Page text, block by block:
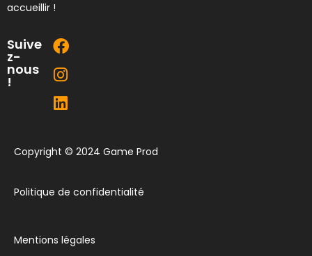
accueillir !
Suive
z-
nous
!
Copyright © 2024 Game Prod
Politique de confidentialité
Mentions légales